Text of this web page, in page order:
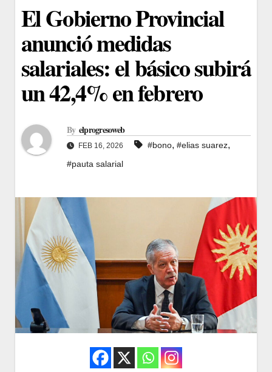
El Gobierno Provincial
anunció medidas
salariales: el básico subirá
un 42,4% en febrero
By elprogresoweb
FEB 16, 2026 #bono, #elias suarez,
#pauta salarial